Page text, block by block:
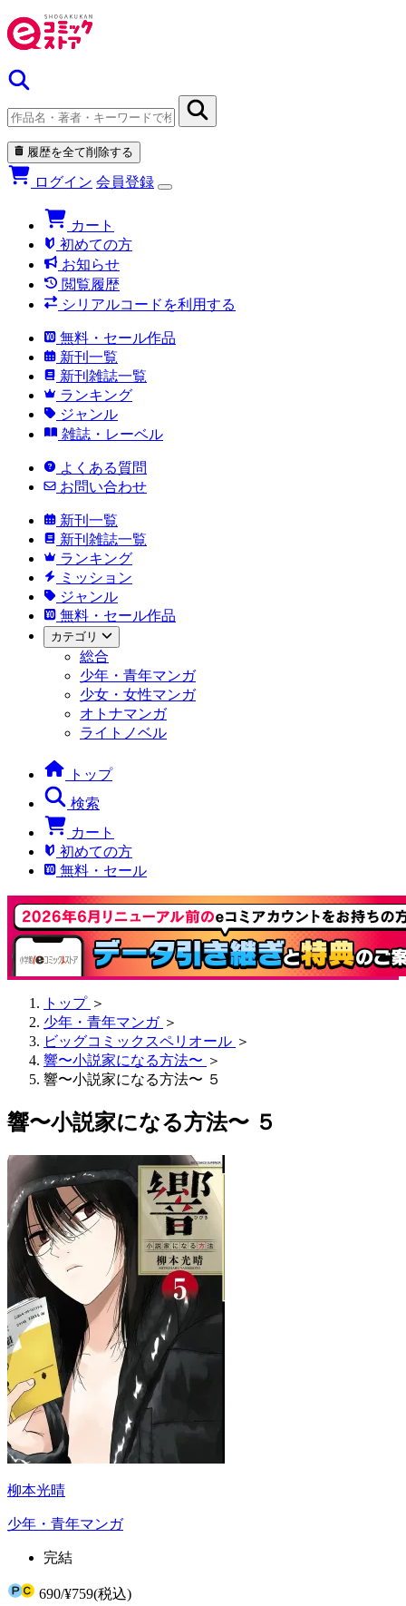
履歴を全て削除する
ログイン 会員登録
カート
初めての方
お知らせ
閲覧履歴
シリアルコードを利用する
無料・セール作品
新刊一覧
新刊雑誌一覧
ランキング
ジャンル
雑誌・レーベル
よくある質問
お問い合わせ
新刊一覧
新刊雑誌一覧
ランキング
ミッション
ジャンル
無料・セール作品
カテゴリ
総合
少年・青年マンガ
少女・女性マンガ
オトナマンガ
ライトノベル
トップ
検索
カート
初めての方
無料・セール
トップ ＞
少年・青年マンガ ＞
ビッグコミックスペリオール ＞
響〜小説家になる方法〜 ＞
響〜小説家になる方法〜 ５
響〜小説家になる方法〜 ５
柳本光晴
少年・青年マンガ
完結
690/¥759(税込)